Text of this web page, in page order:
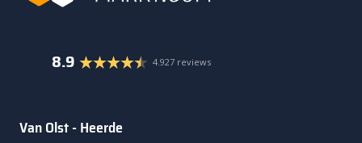
8.9 4.927 reviews
Van Olst - Heerde